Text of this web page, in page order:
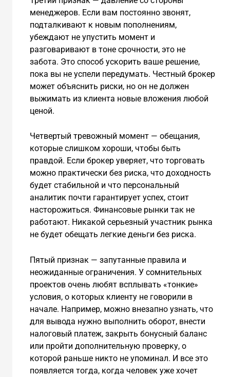
менеджеров. Если вам постоянно звонят,
подталкивают к новым пополнениям,
убеждают не упустить момент и
разговаривают в тоне срочности, это не
забота. Это способ ускорить ваше решение,
пока вы не успели передумать. Честный брокер
может объяснить риски, но он не должен
выжимать из клиента новые вложения любой
ценой.
Четвертый тревожный момент — обещания,
которые слишком хороши, чтобы быть
правдой. Если брокер уверяет, что торговать
можно практически без риска, что доходность
будет стабильной и что персональный
аналитик почти гарантирует успех, стоит
насторожиться. Финансовые рынки так не
работают. Никакой серьезный участник рынка
не будет обещать легкие деньги без риска.
Пятый признак — запутанные правила и
неожиданные ограничения. У сомнительных
проектов очень любят всплывать «тонкие»
условия, о которых клиенту не говорили в
начале. Например, можно внезапно узнать, что
для вывода нужно выполнить оборот, внести
налоговый платеж, закрыть бонусный баланс
или пройти дополнительную проверку, о
которой раньше никто не упоминал. И все это
появляется тогда, когда человек уже хочет